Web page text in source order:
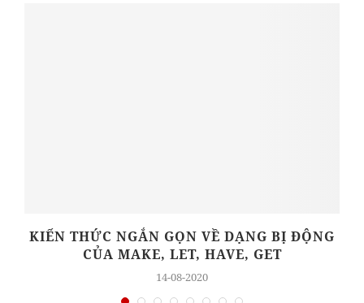
KIẾN THỨC NGẮN GỌN VỀ DẠNG BỊ ĐỘNG
CỦA MAKE, LET, HAVE, GET
14-08-2020